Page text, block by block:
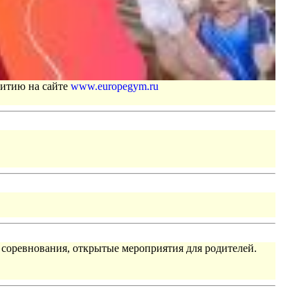
на сайте www.europegym.ru
открытые мероприятия для родителей.